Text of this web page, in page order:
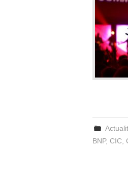
BNP, CIC